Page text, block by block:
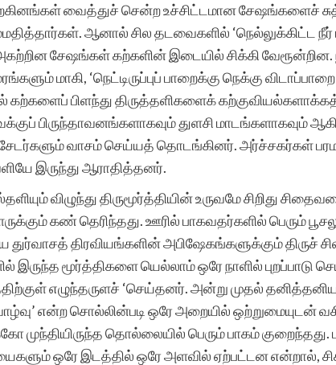
வைத்துச் சென்ற உச்சிட்டமான சேஷங்களைச்
ஆனால் சில தடவைகளில் ‘நெல்லுக்கிட்ட நீர்
சேஷங்கள் கற்களின் இடையில் சிக்கி
மாகி, ‘நெட்டிருப்புப் பாறைக்கு நெக்கு
கற்களைப் பிளந்து திருத்தளிகளைக்
பிருந்தாவனங்களாகவும் துளசி மாடங்களாகவும்
வாசம் செய்யத் தொடங்கினர். அர்ச்சகர்கள் பரம
இருந்து ஆராதித்தனர்.
விழுந்து திருமூர்த்தியின் உருவமே சிறிது
கண் தெரிந்தது. ஊரில் பாகவதர்களில் பெரும்
துர்வாசத் திரவியங்களின் அபிஷேகங்களுக்கும் திருச்
மூர்த்திகளை யெல்லாம் ஒரே நாளில் புறப்பாடு
எழுந்தருளச் ‘செய்தனர். அன்று முதல்
என்ற சொல்லின்படி ஒரே அறையில் ஒற்றுமையுடன்
முந்தியிருந்த தொல்லையில் பெரும் பாகம் குறைந்தது.
ஒரே இடத்தில் ஒரே அளவில் ஏற்பட்டன என்றால்,